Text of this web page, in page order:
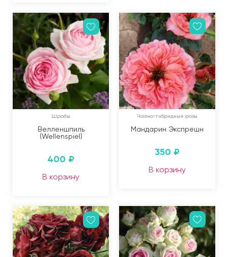
Шрабы
Велленшпиль
(Wellenspiel)
400 ₽
В корзину
Чайно-гибридные розы
Мандарин Экспрешн
350 ₽
В корзину